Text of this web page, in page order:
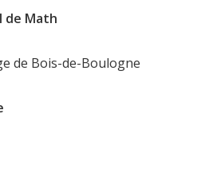
de Math
de Bois-de-Boulogne